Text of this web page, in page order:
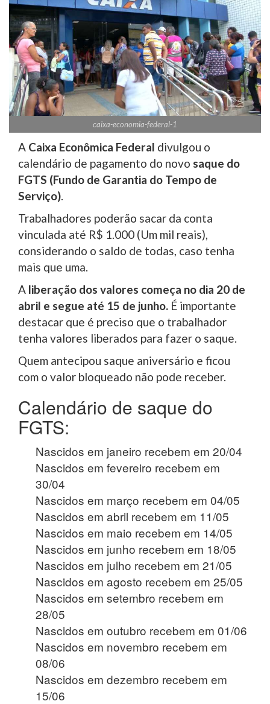
caixa-economia-federal-1
A Caixa Econômica Federal divulgou o
calendário de pagamento do novo saque do
FGTS (Fundo de Garantia do Tempo de
Serviço).
Trabalhadores poderão sacar da conta
vinculada até R$ 1.000 (Um mil reais),
considerando o saldo de todas, caso tenha
mais que uma.
A liberação dos valores começa no dia 20 de
abril e segue até 15 de junho. É importante
destacar que é preciso que o trabalhador
tenha valores liberados para fazer o saque.
Quem antecipou saque aniversário e ficou
com o valor bloqueado não pode receber.
Calendário de saque do
FGTS:
Nascidos em janeiro recebem em 20/04
Nascidos em fevereiro recebem em
30/04
Nascidos em março recebem em 04/05
Nascidos em abril recebem em 11/05
Nascidos em maio recebem em 14/05
Nascidos em junho recebem em 18/05
Nascidos em julho recebem em 21/05
Nascidos em agosto recebem em 25/05
Nascidos em setembro recebem em
28/05
Nascidos em outubro recebem em 01/06
Nascidos em novembro recebem em
08/06
Nascidos em dezembro recebem em
15/06